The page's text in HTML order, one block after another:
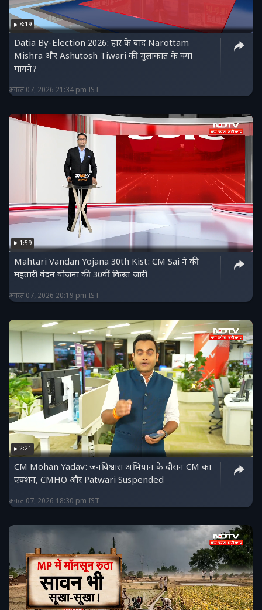
8:19
Datia By-Election 2026: हार के बाद Narottam
Mishra और Ashutosh Tiwari की मुलाकात के क्या
मायने?
अगस्त 07, 2026 21:34 pm IST
1:59
Mahtari Vandan Yojana 30th Kist: CM Sai ने की
महतारी वंदन योजना की 30वीं किस्त जारी
अगस्त 07, 2026 20:19 pm IST
2:21
CM Mohan Yadav: जनविश्वास अभियान के दौरान CM का
एक्शन, CMHO और Patwari Suspended
अगस्त 07, 2026 18:30 pm IST